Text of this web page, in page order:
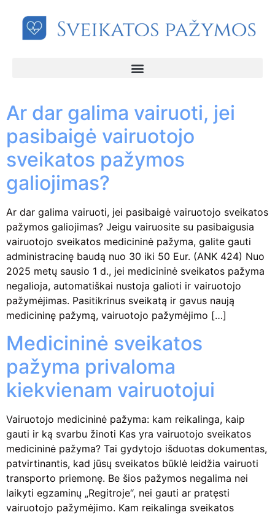
Ar dar galima vairuoti, jei
pasibaigė vairuotojo
sveikatos pažymos
galiojimas?
Ar dar galima vairuoti, jei pasibaigė vairuotojo sveikatos
pažymos galiojimas? Jeigu vairuosite su pasibaigusia
vairuotojo sveikatos medicininė pažyma, galite gauti
administracinę baudą nuo 30 iki 50 Eur. (ANK 424) Nuo
2025 metų sausio 1 d., jei medicininė sveikatos pažyma
negalioja, automatiškai nustoja galioti ir vairuotojo
pažymėjimas. Pasitikrinus sveikatą ir gavus naują
medicininę pažymą, vairuotojo pažymėjimo […]
Medicininė sveikatos
pažyma privaloma
kiekvienam vairuotojui
Vairuotojo medicininė pažyma: kam reikalinga, kaip
gauti ir ką svarbu žinoti Kas yra vairuotojo sveikatos
medicininė pažyma? Tai gydytojo išduotas dokumentas,
patvirtinantis, kad jūsų sveikatos būklė leidžia vairuoti
transporto priemonę. Be šios pažymos negalima nei
laikyti egzaminų „Regitroje“, nei gauti ar pratęsti
vairuotojo pažymėjimo. Kam reikalinga sveikatos